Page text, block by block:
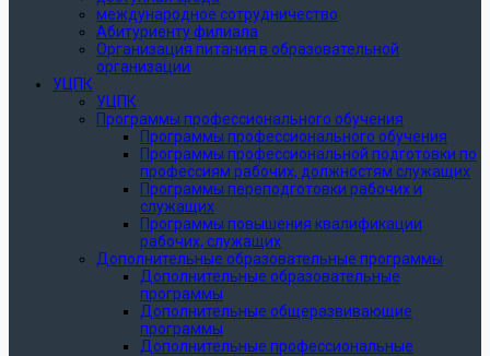
международное сотрудничество
Абитуриенту филиала
Организация питания в образовательной
организации
УЦПК
УЦПК
Программы профессионального обучения
Программы профессионального обучения
Программы профессиональной подготовки по
профессиям рабочих, должностям служащих
Программы переподготовки рабочих и
служащих
Программы повышения квалификации
рабочих, служащих
Дополнительные образовательные программы
Дополнительные образовательные
программы
Дополнительные общеразвивающие
программы
Дополнительные профессиональные